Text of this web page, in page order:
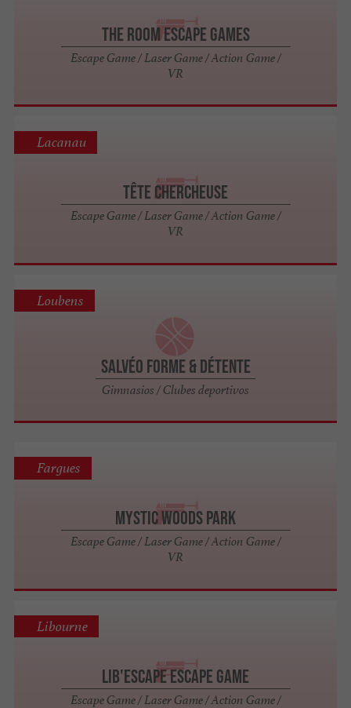
The Room Escape Games
Escape Game / Laser Game / Action Game /
VR
Tête Chercheuse
Escape Game / Laser Game / Action Game /
VR
Lacanau
Salvéo Forme & Détente
Gimnasios / Clubes deportivos
Loubens
Mystic Woods Park
Escape Game / Laser Game / Action Game /
VR
Fargues
Lib'escape Escape Game
Escape Game / Laser Game / Action Game /
Libourne